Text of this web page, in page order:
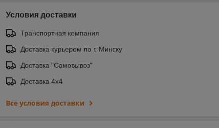
Условия доставки
Транспортная компания
Доставка курьером по г. Минску
Доставка "Самовывоз"
Доставка 4х4
Все условия доставки